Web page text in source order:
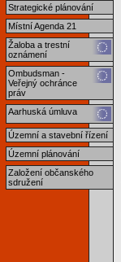
Strategické plánování
Místní Agenda 21
Žaloba a trestní
oznámení
Ombudsman -
Veřejný ochránce
práv
Aarhuská úmluva
Územní a stavební řízení
Územní plánování
Založení občanského
sdružení